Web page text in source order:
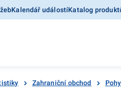
Kalendář událostíKatalog
Zahraniční obchod